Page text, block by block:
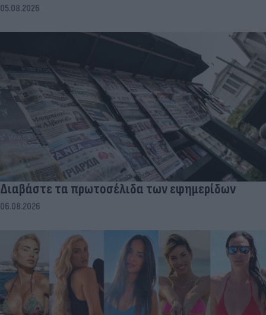
05.08.2026
Διαβάστε τα πρωτοσέλιδα των εφημερίδων
06.08.2026